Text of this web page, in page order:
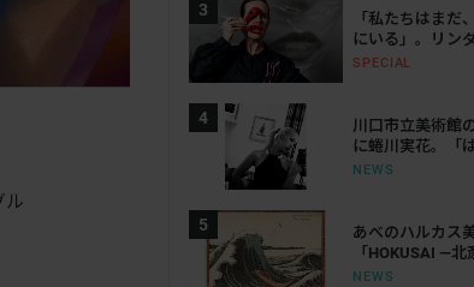
ル
「私たちはまだ
にいる」。リン
リングが語る、
SPECIAL
川口市立美術館
に蜷川実花。「
光」で創作の原
NEWS
あべのハルカス
「HOKUSAI ―北
だった時代―」が
NEWS